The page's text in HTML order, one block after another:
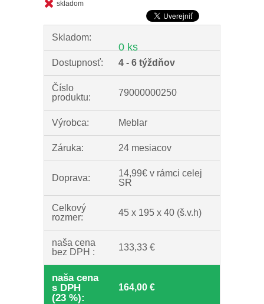
skladom
Skladom:
0 ks
Dostupnosť: 4 - 6 týždňov
Číslo
produktu:
79000000250
Výrobca: Meblar
Záruka: 24 mesiacov
Doprava:
14,99€ v rámci celej
SR
Celkový
rozmer:
45 x 195 x 40 (š.v.h)
naša cena
bez DPH :
133,33 €
naša cena
s DPH
(23 %):
164,00 €